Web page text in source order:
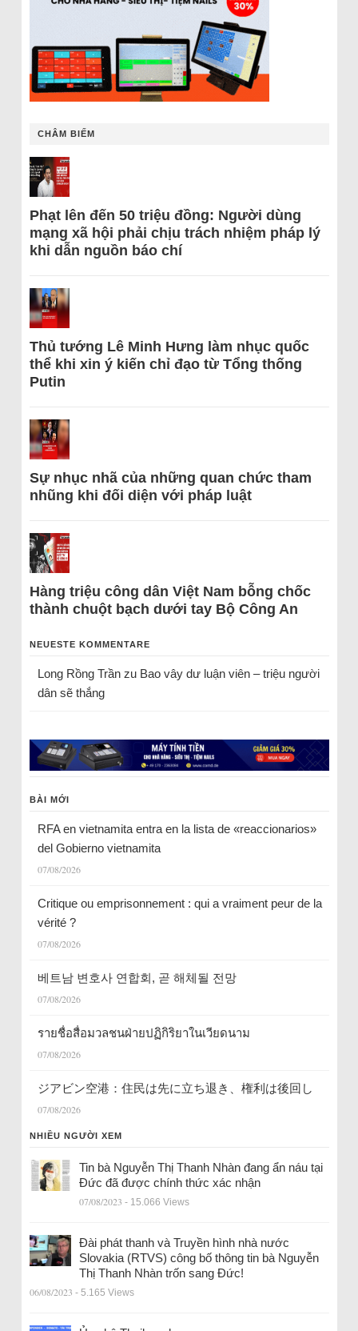
CHÂM BIẾM
Phạt lên đến 50 triệu đồng: Người dùng
mạng xã hội phải chịu trách nhiệm pháp lý
khi dẫn nguồn báo chí
Thủ tướng Lê Minh Hưng làm nhục quốc
thể khi xin ý kiến chỉ đạo từ Tổng thống
Putin
Sự nhục nhã của những quan chức tham
nhũng khi đối diện với pháp luật
Hàng triệu công dân Việt Nam bỗng chốc
thành chuột bạch dưới tay Bộ Công An
NEUESTE KOMMENTARE
Long Rồng Trầnzu Bao vây dư luận viên – triệu người
dân sẽ thắng
BÀI MỚI
RFA en vietnamita entra en la lista de «reaccionarios»
del Gobierno vietnamita
07/08/2026
Critique ou emprisonnement : qui a vraiment peur de la
vérité ?
07/08/2026
베트남 변호사 연합회, 곧 해체될 전망
07/08/2026
รายชื่อสื่อมวลชนฝ่ายปฏิกิริยาในเวียดนาม
07/08/2026
ジアビン空港：住民は先に立ち退き、権利は後回し
07/08/2026
NHIỀU NGƯỜI XEM
Tin bà Nguyễn Thị Thanh Nhàn đang ẩn náu tại
Đức đã được chính thức xác nhận
07/08/2023 - 15.066 Views
Đài phát thanh và Truyền hình nhà nước
Slovakia (RTVS) công bố thông tin bà Nguyễn
Thị Thanh Nhàn trốn sang Đức!
06/08/2023 - 5.165 Views